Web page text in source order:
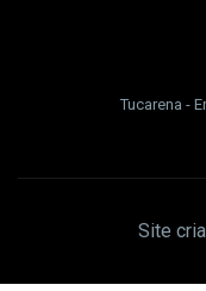
Tucarena -
Site